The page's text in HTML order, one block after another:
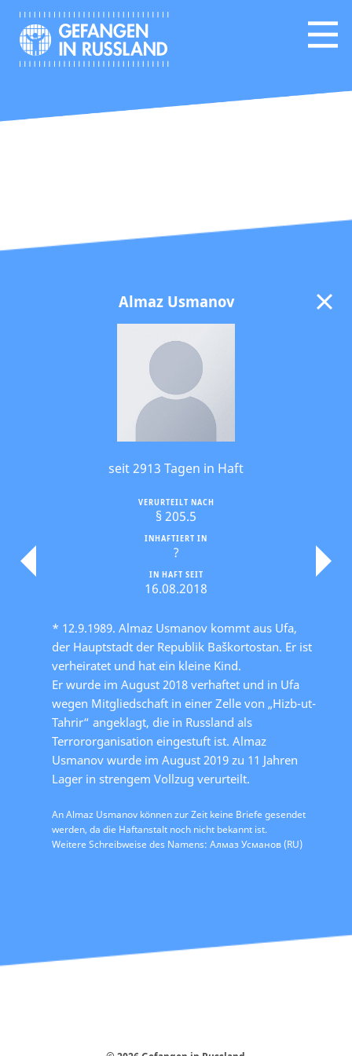
Almaz Usmanov
seit 2913 Tagen in Haft
IN HAFT SEIT
16.08.2018
INHAFTIERT IN
?
VERURTEILT NACH
§ 205.5
* 12.9.1989. Almaz Usmanov kommt aus Ufa,
der Hauptstadt der Republik Baškortostan. Er ist
verheiratet und hat ein kleine Kind.
Er wurde im August 2018 verhaftet und in Ufa
wegen Mitgliedschaft in einer Zelle von „Hizb-ut-
Tahrir“ angeklagt, die in Russland als
Terrororganisation eingestuft ist. Almaz
Usmanov wurde im August 2019 zu 11 Jahren
Lager in strengem Vollzug verurteilt.
An Almaz Usmanov können zur Zeit keine Briefe gesendet
werden, da die Haftanstalt noch nicht bekannt ist.
Weitere Schreibweise des Namens: Алмаз Усманов (RU)